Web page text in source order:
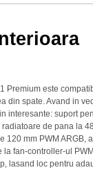
Premium este
din spate. Avand in
interesante: suport
de pana la
120 mm PWM ARGB,
la fan-controller-ul
lasand loc pentru